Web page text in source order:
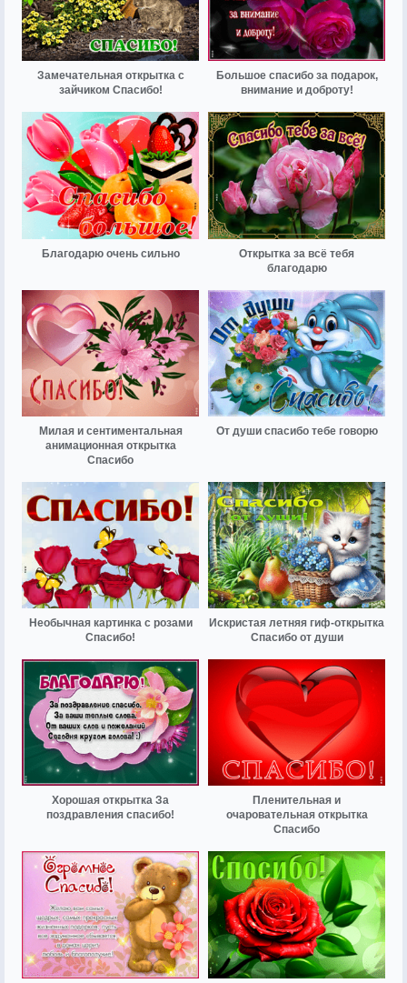
Замечательная открытка с
зайчиком Спасибо!
Большое спасибо за подарок,
внимание и доброту!
Благодарю очень сильно
Открытка за всё тебя
благодарю
Милая и сентиментальная
анимационная открытка
Спасибо
От души спасибо тебе говорю
Необычная картинка с розами
Спасибо!
Искристая летняя гиф-открытка
Спасибо от души
Хорошая открытка За
поздравления спасибо!
Пленительная и
очаровательная открытка
Спасибо